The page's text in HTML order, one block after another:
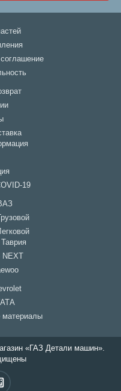
соглашение
19
материалы
«ГАЗ Детали машин».